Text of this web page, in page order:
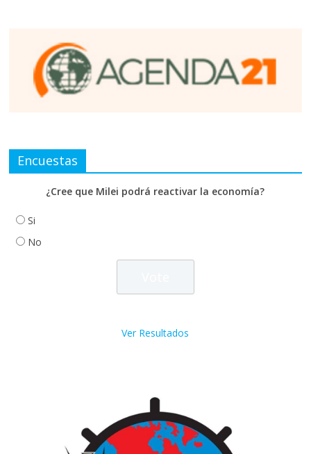
Encuestas
¿Cree que Milei podrá reactivar la economía?
Si
No
Ver Resultados